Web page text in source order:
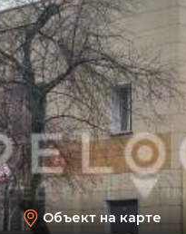
Объект на карте